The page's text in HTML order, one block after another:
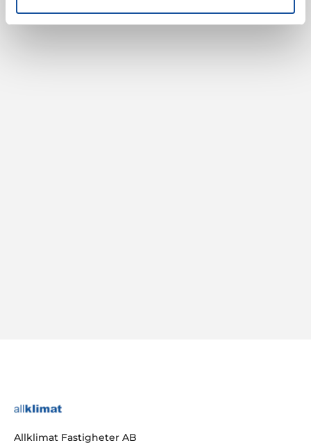
Allklimat Fastigheter AB